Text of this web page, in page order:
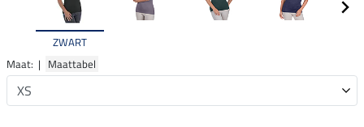
ZWART
Maat: | Maattabel